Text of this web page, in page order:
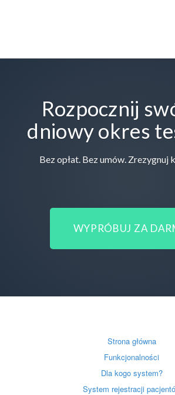
Rozpocznij
dniowy okres
Bez opłat. Bez umów. Zrezygnuj
WYPRÓBUJ ZA
Strona główna
Funkcjonalności
Dla kogo system?
System rejestracji